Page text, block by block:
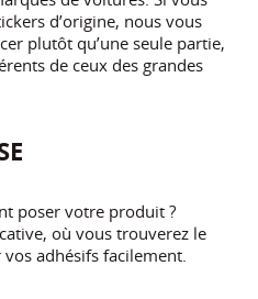
d’origine, nous vous
plutôt qu’une seule partie,
de ceux des grandes
poser votre produit ?
où vous trouverez le
adhésifs facilement.